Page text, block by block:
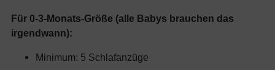
Für 0-3-Monats-Größe (alle Babys brauchen das
irgendwann):
Minimum: 5 Schlafanzüge